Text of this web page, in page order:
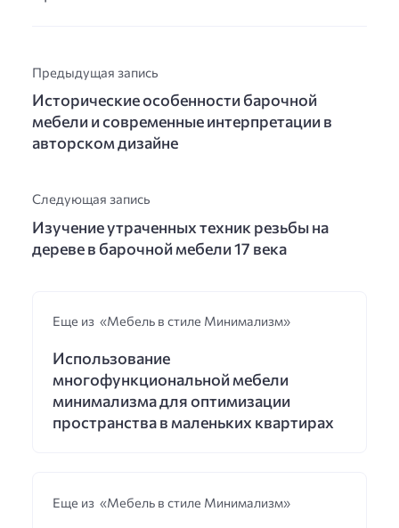
Предыдущая запись
Исторические особенности барочной
мебели и современные интерпретации в
авторском дизайне
Следующая запись
Изучение утраченных техник резьбы на
дереве в барочной мебели 17 века
Еще из «Мебель в стиле Минимализм»
Использование
многофункциональной мебели
минимализма для оптимизации
пространства в маленьких квартирах
Еще из «Мебель в стиле Минимализм»